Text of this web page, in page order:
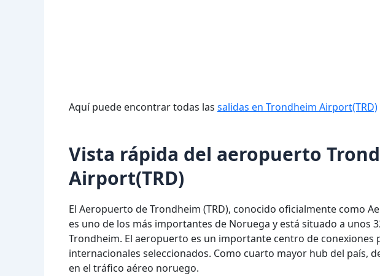
Aquí puede encontrar todas las salidas en Trondheim Airport(TRD)
Vista rápida del aeropuerto
Airport(TRD)
El Aeropuerto de Trondheim (TRD), conocido oficialmente como
es uno de los más importantes de Noruega y está situado a unos
Trondheim. El aeropuerto es un importante centro de conexiones
internacionales seleccionados. Como cuarto mayor hub del país,
en el tráfico aéreo noruego.